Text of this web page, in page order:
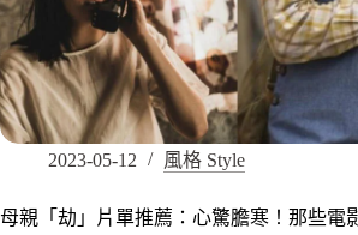
2023-05-12 風格 Style
母親「劫」片單推薦：心驚膽寒！那些電